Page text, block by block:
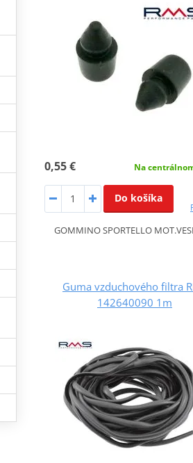
0,55 € Na
Do košíka
GOMMINO SPORTELLO
Guma vzduchového filtra
142640090 1m